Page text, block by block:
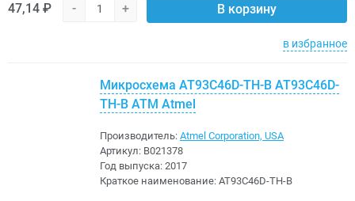
47,14 ₽ - + В корзину
в избранное
Микросхема AT93C46D-TH-B AT93C46D-
TH-B ATM Atmel
Производитель: Atmel Corporation, USA
Артикул: B021378
Год выпуска: 2017
Краткое наименование: AT93C46D-TH-B